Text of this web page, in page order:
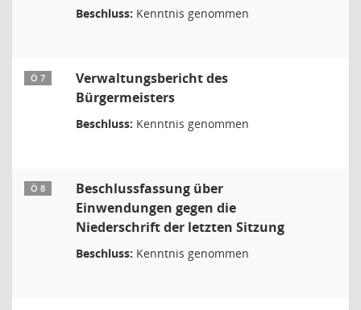
Beschluss: Kenntnis genommen
Ö 7
Verwaltungsbericht des
Bürgermeisters
Beschluss: Kenntnis genommen
Ö 8
Beschlussfassung über
Einwendungen gegen die
Niederschrift der letzten Sitzung
Beschluss: Kenntnis genommen